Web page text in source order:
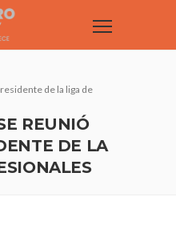
de la liga de
REUNIÓ
DE LA